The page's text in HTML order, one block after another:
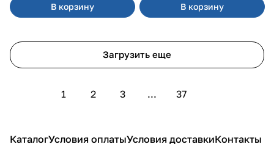
В корзину В корзину
Загрузить еще
1 2 3 ... 37
КаталогУсловия оплатыУсловия доставкиКонтакты